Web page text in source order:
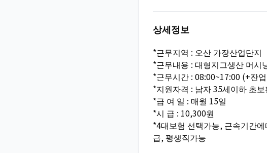
상세정보
*근무지역 : 오산 가장산업단지
*근무내용 : 대형지그생산 머시
*근무시간 : 08:00~17:00 (+잔
*지원자격 : 남자 35세이하 초
*급 여 일 : 매월 15일
*시 급 : 10,300원
*4대보험 선택가능, 근속기간
급, 평생직가능